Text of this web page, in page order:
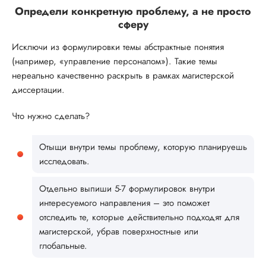
Определи конкретную проблему, а не просто
сферу
Исключи из формулировки темы абстрактные понятия
(например, «управление персоналом»). Такие темы
нереально качественно раскрыть в рамках магистерской
диссертации.
Что нужно сделать?
Отыщи внутри темы проблему, которую планируешь
исследовать.
Отдельно выпиши 5-7 формулировок внутри
интересуемого направления – это поможет
отследить те, которые действительно подходят для
магистерской, убрав поверхностные или
глобальные.